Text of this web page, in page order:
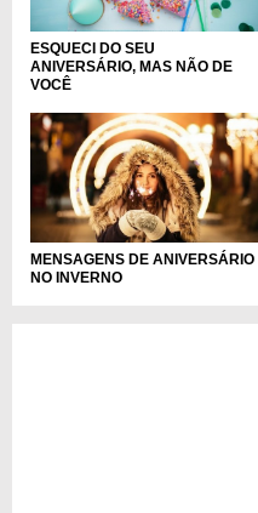
ESQUECI DO SEU
ANIVERSÁRIO, MAS NÃO DE
VOCÊ
MENSAGENS DE ANIVERSÁRIO
NO INVERNO